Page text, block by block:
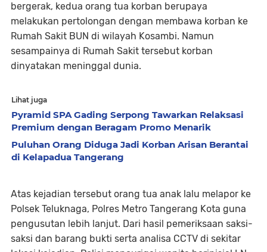
bergerak, kedua orang tua korban berupaya
melakukan pertolongan dengan membawa korban ke
Rumah Sakit BUN di wilayah Kosambi. Namun
sesampainya di Rumah Sakit tersebut korban
dinyatakan meninggal dunia.
Lihat juga
Pyramid SPA Gading Serpong Tawarkan Relaksasi
Premium dengan Beragam Promo Menarik
Puluhan Orang Diduga Jadi Korban Arisan Berantai
di Kelapadua Tangerang
Atas kejadian tersebut orang tua anak lalu melapor ke
Polsek Teluknaga, Polres Metro Tangerang Kota guna
pengusutan lebih lanjut. Dari hasil pemeriksaan saksi-
saksi dan barang bukti serta analisa CCTV di sekitar